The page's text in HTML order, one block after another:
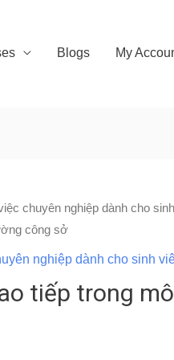
Blogs My
chuyên nghiệp dành cho
công sở
nghiệp dành cho sinh
tiếp trong